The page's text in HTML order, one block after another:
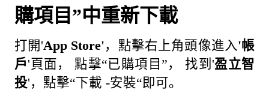
購項目”中重新下載
打開'App Store'，點擊右上角頭像進入'帳
戶'頁面， 點擊“已購項目”， 找到'盈立智
投'，點擊“下載 -安裝“即可。